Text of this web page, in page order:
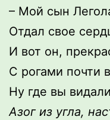
– Мой сын
Отдал свое
И вот он,
С рогами почти
Ну где вы
Азог из угла,